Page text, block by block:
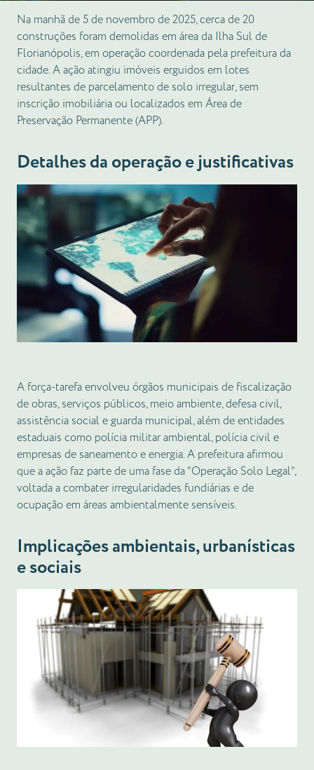
Na manhã de 5 de novembro de 2025, cerca de 20
construções foram demolidas em área da Ilha Sul de
Florianópolis, em operação coordenada pela prefeitura da
cidade. A ação atingiu imóveis erguidos em lotes
resultantes de parcelamento de solo irregular, sem
inscrição imobiliária ou localizados em Área de
Preservação Permanente (APP).
Detalhes da operação e justificativas
A força-tarefa envolveu órgãos municipais de fiscalização
de obras, serviços públicos, meio ambiente, defesa civil,
assistência social e guarda municipal, além de entidades
estaduais como polícia militar ambiental, polícia civil e
empresas de saneamento e energia. A prefeitura afirmou
que a ação faz parte de uma fase da “Operação Solo Legal”,
voltada a combater irregularidades fundiárias e de
ocupação em áreas ambientalmente sensíveis.
Implicações ambientais, urbanísticas
e sociais